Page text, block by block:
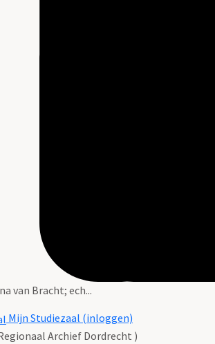
van Bracht; ech...
Mijn Studiezaal (inloggen)
Archief Dordrecht )